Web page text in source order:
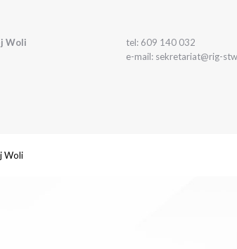
Woli
tel: 609 140 032
e-mail: sekretariat@rig-
Woli